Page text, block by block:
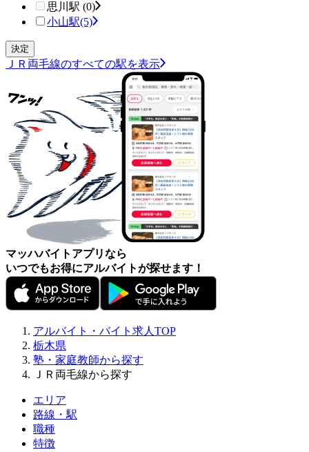
思川駅 (0)
小山駅(5)
ＪＲ両毛線のすべての駅を表示
マッハバイトアプリなら
いつでもお得にアルバイトが探せます！
アルバイト・バイト求人TOP
栃木県
塾・家庭教師から探す
ＪＲ両毛線から探す
エリア
路線・駅
職種
特徴